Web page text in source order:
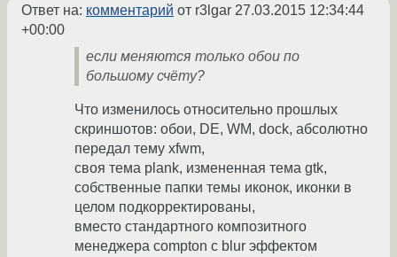
Ответ на: комментарий от r3lgar 27.03.2015 12:34:44
+00:00
если меняются только обои по
большому счёту?
Что изменилось относительно прошлых
скриншотов: обои, DE, WM, dock, абсолютно
передал тему xfwm,
своя тема plank, измененная тема gtk,
собственные папки темы иконок, иконки в
целом подкорректированы,
вместо стандартного композитного
менеджера compton с blur эффектом